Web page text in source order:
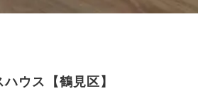
ウス【鶴見区】